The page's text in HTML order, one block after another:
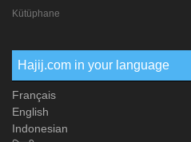
Kütüphane
Hajij.com in your language
Français
English
Indonesian